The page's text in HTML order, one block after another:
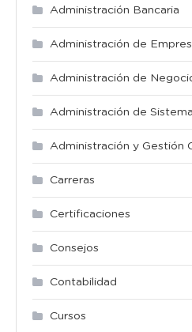
Administración Bancaria
Administración de
Administración de
Administración de
Administración y Gestión
Carreras
Certificaciones
Consejos
Contabilidad
Cursos